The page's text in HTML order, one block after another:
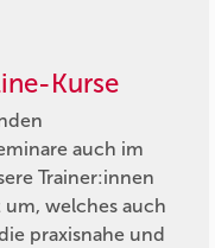
Kurse
auch im
Trainer:innen
welches auch
praxisnahe und